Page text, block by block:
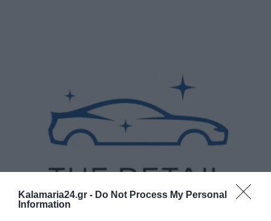
Kalamaria24.gr - Do Not Process My Personal
Information